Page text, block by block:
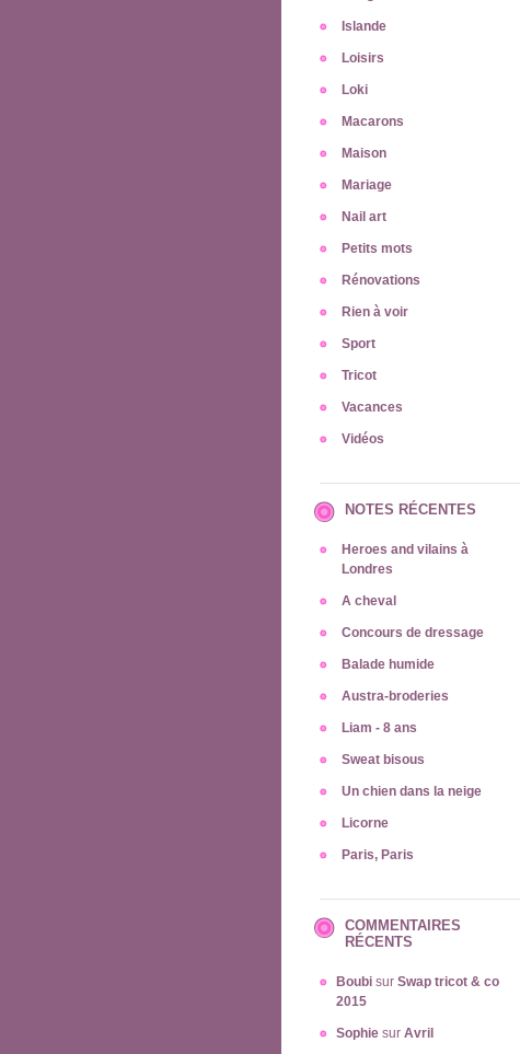
Islande
Loisirs
Loki
Macarons
Maison
Mariage
Nail art
Petits mots
Rénovations
Rien à voir
Sport
Tricot
Vacances
Vidéos
NOTES RÉCENTES
Heroes and vilains à
Londres
A cheval
Concours de dressage
Balade humide
Austra-broderies
Liam - 8 ans
Sweat bisous
Un chien dans la neige
Licorne
Paris, Paris
COMMENTAIRES
RÉCENTS
Boubi sur Swap tricot & co
2015
Sophie sur Avril